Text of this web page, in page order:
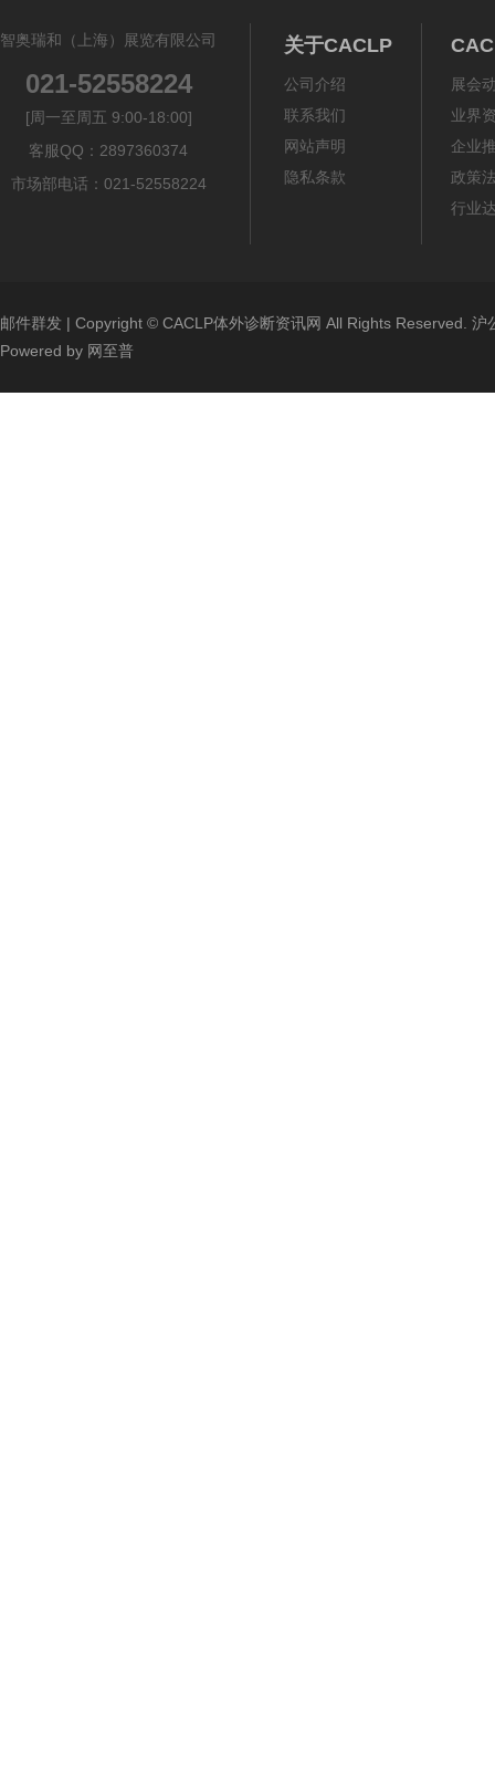
智奥瑞和（上海）展览有限公司
021-52558224
[周一至周五 9:00-18:00]
客服QQ：2897360374
市场部电话：021-52558224
关于CACLP
公司介绍
联系我们
网站声明
隐私条款
展会
业界
企业
政策
行业
邮件群发 | Copyright © CACLP体外诊断资讯网 All Rights Reserved. 沪
Powered by 网至普